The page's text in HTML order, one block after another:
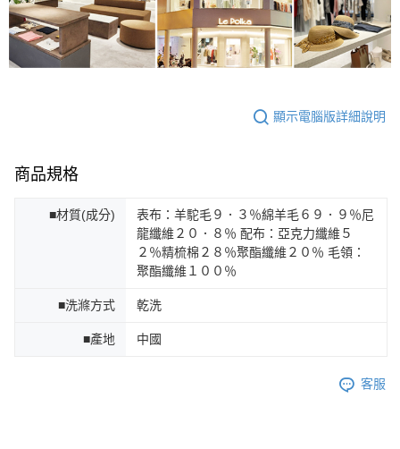
顯示電腦版詳細說明
商品規格
■材質(成分)
表布：羊駝毛９．３％綿羊毛６９．９％尼
龍纖維２０．８％ 配布：亞克力纖維５
２％精梳棉２８％聚酯纖維２０％ 毛領：
聚酯纖維１００％
■洗滌方式 乾洗
■產地 中國
客服